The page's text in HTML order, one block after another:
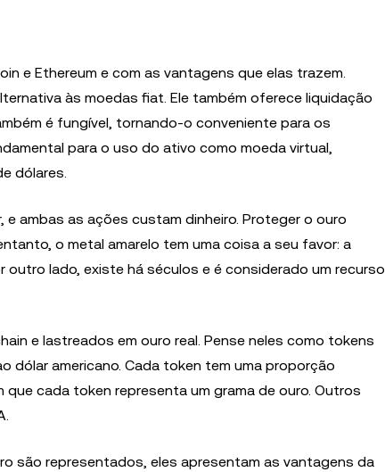
e Ethereum e com as vantagens que elas trazem.
às moedas fiat. Ele também oferece liquidação
é fungível, tornando-o conveniente para os
para o uso do ativo como moeda virtual,
dólares.
e ambas as ações custam dinheiro. Proteger o ouro
o metal amarelo tem uma coisa a seu favor: a
lado, existe há séculos e é considerado um recurso
e lastreados em ouro real. Pense neles como tokens
dólar americano. Cada token tem uma proporção
cada token representa um grama de ouro. Outros
são representados, eles apresentam as vantagens da